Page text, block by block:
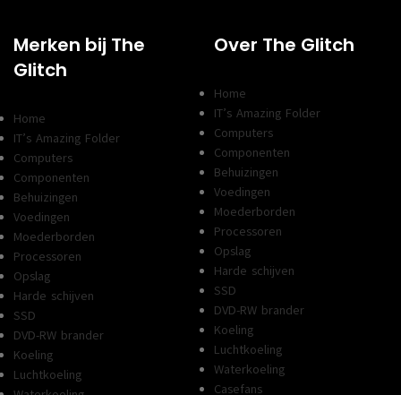
Merken bij The
Glitch
Home
IT’s Amazing Folder
Computers
Componenten
Behuizingen
Voedingen
Moederborden
Processoren
Opslag
Harde schijven
SSD
DVD-RW brander
Koeling
Luchtkoeling
Over The Glitch
Home
IT’s Amazing Folder
Computers
Componenten
Behuizingen
Voedingen
Moederborden
Processoren
Opslag
Harde schijven
SSD
DVD-RW brander
Koeling
Luchtkoeling
Waterkoeling
Casefans